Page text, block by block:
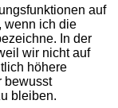
auf
wenn ich die
In der
wir nicht auf
höhere
bewusst
bleiben.